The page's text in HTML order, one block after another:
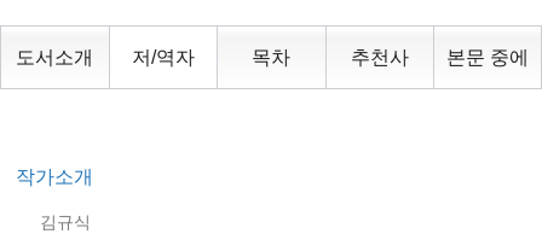
도서소개 저/역자 목차 추천사 본문 중에
작가소개
김규식